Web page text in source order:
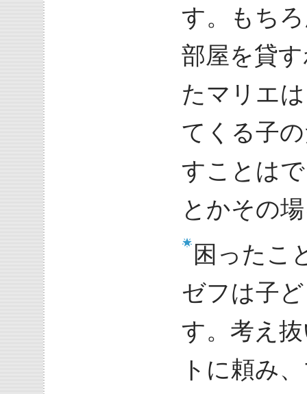
す。もち
部屋を貸
たマリエ
てくる子
すことは
とかその
困ったこ
ゼフは子
す。考え
トに頼み